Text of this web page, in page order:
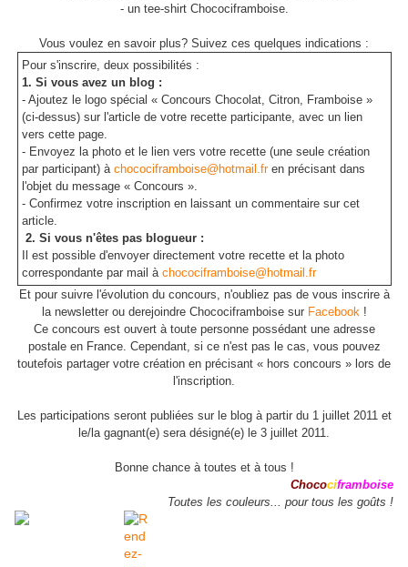
- un tee-shirt Chocociframboise.
Vous voulez en savoir plus? Suivez ces quelques indications :
Pour s'inscrire, deux possibilités :
1. Si vous avez un blog :
- Ajoutez le logo spécial « Concours Chocolat, Citron, Framboise »
(ci-dessus) sur l'article de votre recette participante, avec un lien
vers cette page.
- Envoyez la photo et le lien vers votre recette (une seule création
par participant) à chocociframboise@hotmail.fren précisant dans
l'objet du message « Concours ».
- Confirmez votre inscription en laissant un commentaire sur cet
article.
2. Si vous n'êtes pas blogueur :
Il est possible d'envoyer directement votre recette et la photo
correspondante par mail à chocociframboise@hotmail.fr
Et pour suivre l'évolution du concours, n'oubliez pas de vous inscrire à
la newsletter ou derejoindre Chocociframboise sur Facebook!
Ce concours est ouvert à toute personne possédant une adresse
postale en France. Cependant, si ce n'est pas le cas, vous pouvez
toutefois partager votre création en précisant « hors concours » lors de
l'inscription.
Les participations seront publiées sur le blog à partir du 1 juillet 2011 et
le/la gagnant(e) sera désigné(e) le 3 juillet 2011.
Bonne chance à toutes et à tous !
Chocociframboise
Toutes les couleurs... pour tous les goûts !